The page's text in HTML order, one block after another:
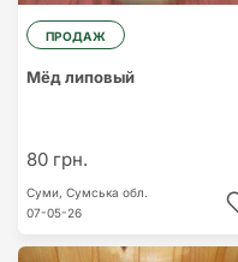
ПРОДАЖ
Мёд липовый
80 грн.
Суми, Сумська обл.
07-05-26